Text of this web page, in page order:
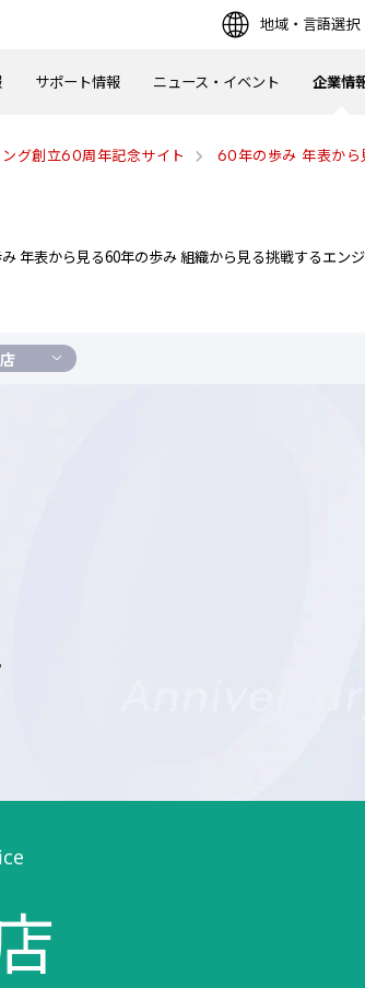
地域・言語選択
サポート情報 ニュース・イベント 企業情
グ創立60周年記念サイト 60年の歩み 年表か
年表から見る60年の歩み 組織から見る挑戦するエン